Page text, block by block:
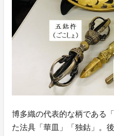
博多織の代表的な柄である
た法具「華皿」「独鈷」。